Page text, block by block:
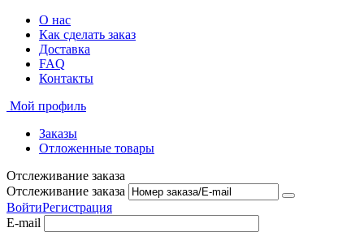
О нас
Как сделать заказ
Доставка
FAQ
Контакты
Мой профиль
Заказы
Отложенные товары
Отслеживание заказа
Отслеживание заказа
ВойтиРегистрация
E-mail